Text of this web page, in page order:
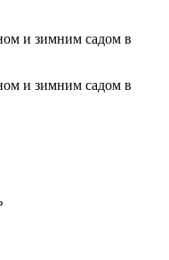
и зимним садом в
и зимним садом в